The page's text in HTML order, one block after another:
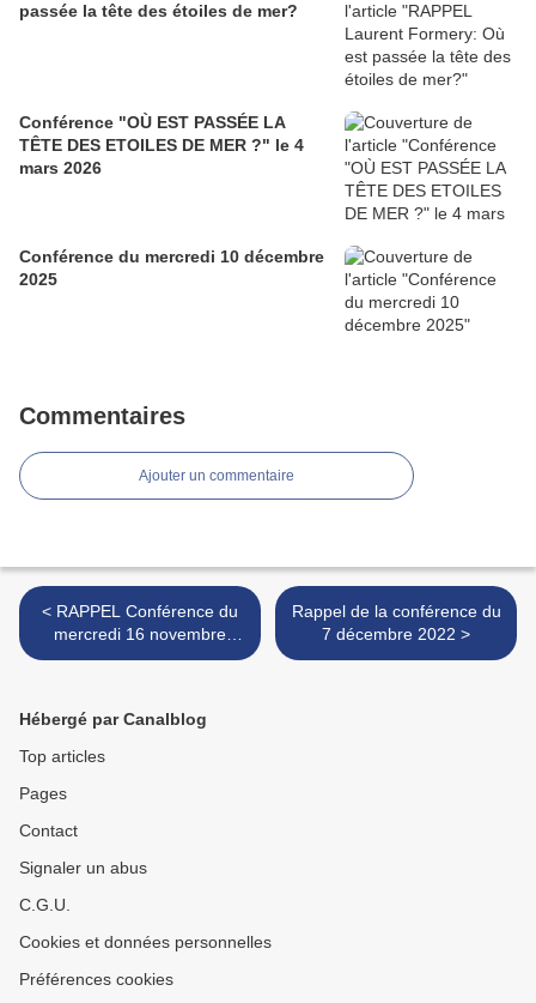
passée la tête des étoiles de mer?
Conférence "OÙ EST PASSÉE LA
TÊTE DES ETOILES DE MER ?" le 4
mars 2026
Conférence du mercredi 10 décembre
2025
Commentaires
Ajouter un commentaire
< RAPPEL Conférence du
mercredi 16 novembre
2022
Rappel de la conférence du
7 décembre 2022 >
Hébergé par Canalblog
Top articles
Pages
Contact
Signaler un abus
C.G.U.
Cookies et données personnelles
Préférences cookies